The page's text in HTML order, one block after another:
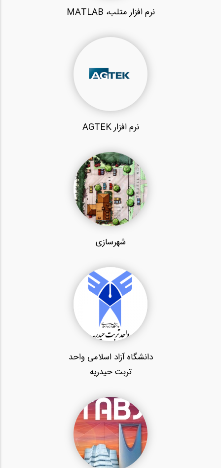
نرم افزار متلب، MATLAB
نرم افزار AGTEK
شهرسازی
دانشگاه آزاد اسلامی واحد
تربت حیدریه